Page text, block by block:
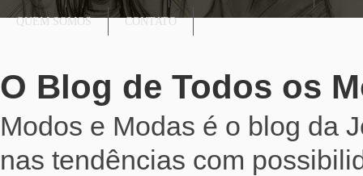
QUEM SOMOS CONTATO
O Blog de Todos os
Modos e Modas é o blog da
nas tendências com